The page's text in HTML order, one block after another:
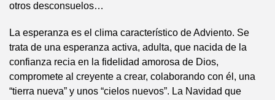
otros desconsuelos…
La esperanza es el clima característico de Adviento. Se
trata de una esperanza activa, adulta, que nacida de la
confianza recia en la fidelidad amorosa de Dios,
compromete al creyente a crear, colaborando con él, una
“tierra nueva” y unos “cielos nuevos”. La Navidad que